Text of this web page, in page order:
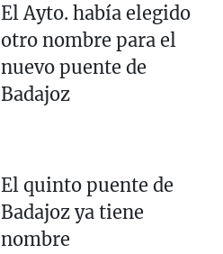
El Ayto. había elegido
otro nombre para el
nuevo puente de
Badajoz
El quinto puente de
Badajoz ya tiene
nombre